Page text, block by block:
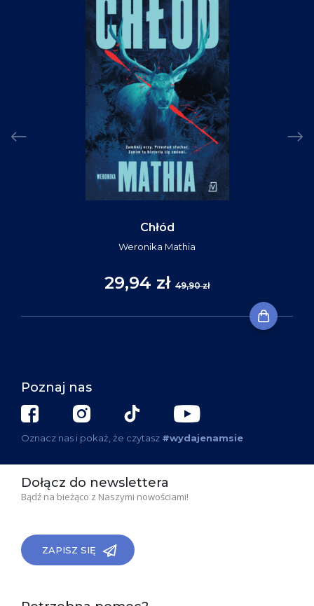
Chłód
Weronika Mathia
29,94 zł 49,90 zł
Poznaj nas
Oznacz nas i pokaż, że czytasz #wydajenamsie
Dołącz do newslettera
Bądź na bieżąco z Naszymi nowościami!
ZAPISZ SIĘ